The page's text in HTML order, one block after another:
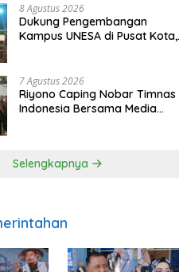
8 Agustus 2026
Dukung Pengembangan
Kampus UNESA di Pusat Kota,
Magetan
7 Agustus 2026
Riyono Caping Nobar Timnas
Indonesia Bersama Media
Selengkapnya